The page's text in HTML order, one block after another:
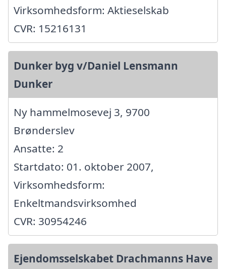
Virksomhedsform: Aktieselskab
CVR: 15216131
Dunker byg v/Daniel Lensmann
Dunker
Ny hammelmosevej 3, 9700
Brønderslev
Ansatte: 2
Startdato: 01. oktober 2007,
Virksomhedsform:
Enkeltmandsvirksomhed
CVR: 30954246
Ejendomsselskabet Drachmanns Have